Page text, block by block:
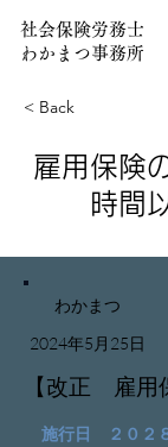
社会保険労務士
わかまつ事務所
< Back
雇用保険
時間
わかまつ
2024年5月25日
【改正 雇用
施行日　２０２